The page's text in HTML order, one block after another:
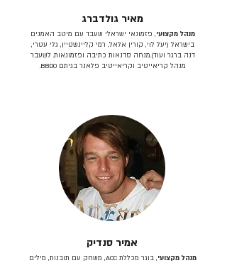
מאיר גולדברג
מנהל מקצועי, פזמונאי ישראלי שעבד עם מיטב האמנים
בישראל (יעל לוי, קורין אלאל, רמי קליינשטיין, גלי עטרי,
דנה ברגר ועוד).מנחה סדנאות כתיבה ופזמונאות. לשעבר
מנהל קריאייטיב וקריאייטיב פלאנר בגיתם BBDO.
אמיר סנדיק
מנהל מקצועי
, בוגר מכללת ACC, משחק עם תובנות, מילים